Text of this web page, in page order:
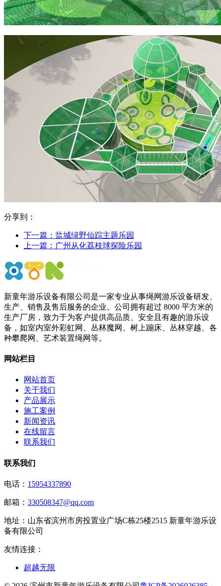
分享到：
下一篇： 盐城绿野仙踪主题乐园
上一篇： 广州从化荔枝球探险乐园
新童年游乐设备有限公司是一家专业从事绳网游乐设备研发、
生产、销售及售后服务的企业。公司拥有超过 8000 平方米的
生产厂房，致力于为客户提供高品质、安全且有趣的游乐设
备，如室内室外彩虹网、丛林魔网、树上蹦床、丛林穿越、各
种攀爬网、艺术装置绳网等。
网站栏目
网站首页
关于我们
产品展示
施工案例
新闻资讯
在线留言
联系我们
联系我们
电话： 15954337890
邮箱： 330508347@qq.com
地址： 山东省滨州市房投置业广场C栋25楼2515 新童年游乐设
备有限公司
友情连接：
超越无限